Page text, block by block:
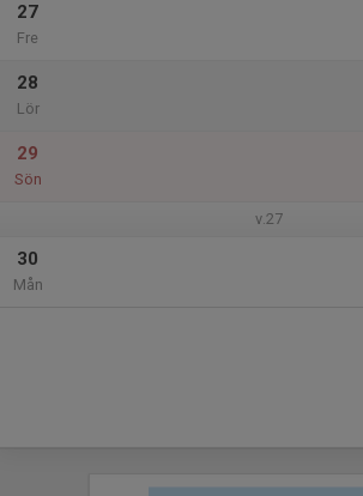
27
Fre
28
Lör
29
Sön
v.27
30
Mån